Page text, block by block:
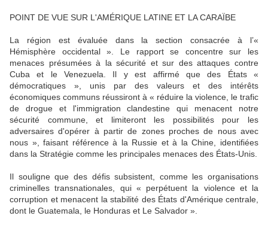
POINT DE VUE SUR L'AMÉRIQUE LATINE ET LA CARAÏBE
La région est évaluée dans la section consacrée à l’«
Hémisphère occidental ». Le rapport se concentre sur les
menaces présumées à la sécurité et sur des attaques contre
Cuba et le Venezuela. Il y est affirmé que des États «
démocratiques », unis par des valeurs et des intérêts
économiques communs réussiront à « réduire la violence, le trafic
de drogue et l'immigration clandestine qui menacent notre
sécurité commune, et limiteront les possibilités pour les
adversaires d'opérer à partir de zones proches de nous avec
nous », faisant référence à la Russie et à la Chine, identifiées
dans la Stratégie comme les principales menaces des États-Unis.
Il souligne que des défis subsistent, comme les organisations
criminelles transnationales, qui « perpétuent la violence et la
corruption et menacent la stabilité des États d'Amérique centrale,
dont le Guatemala, le Honduras et Le Salvador ».